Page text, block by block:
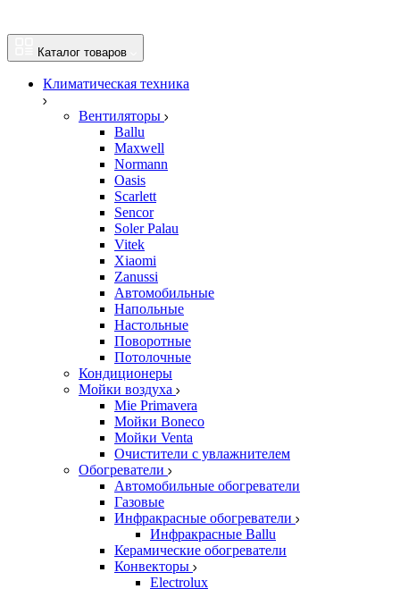
Каталог товаров
Климатическая техника
Вентиляторы
Ballu
Maxwell
Normann
Oasis
Scarlett
Sencor
Soler Palau
Vitek
Xiaomi
Zanussi
Автомобильные
Напольные
Настольные
Поворотные
Потолочные
Кондиционеры
Мойки воздуха
Mie Primavera
Мойки Boneco
Мойки Venta
Очистители с увлажнителем
Обогреватели
Автомобильные обогреватели
Газовые
Инфракрасные обогреватели
Инфракрасные Ballu
Керамические обогреватели
Конвекторы
Electrolux